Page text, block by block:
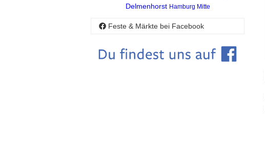
Delmenhorst Hamburg Mitte
Feste & Märkte bei Facebook